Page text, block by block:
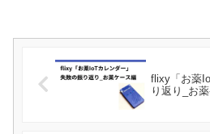
flixy「お薬
り返り_お